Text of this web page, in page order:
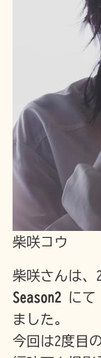
柴咲コウ
柴咲さんは、
Season2にて
ました。
今回は2度目